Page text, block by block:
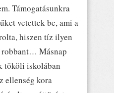
Támogatásunkra
vetettek be, ami a
hiszen tíz ilyen
Másnap
tököli iskolában
ellenség kora